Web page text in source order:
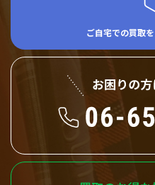
ご自宅での買取